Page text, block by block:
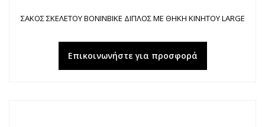
ΣΑΚΟΣ ΣΚΕΛΕΤΟΥ BONINBIKE ΔΙΠΛΟΣ ΜΕ ΘΗΚΗ ΚΙΝΗΤΟΥ LARGE
Επικοινωνήστε για προσφορά